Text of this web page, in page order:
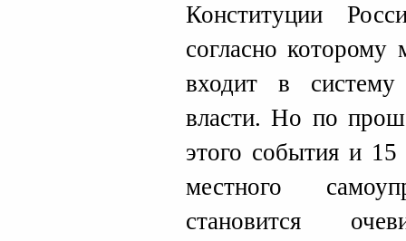
Конституции
согласно которому
входит в систему
власти. Но по
этого события и
местного
становится